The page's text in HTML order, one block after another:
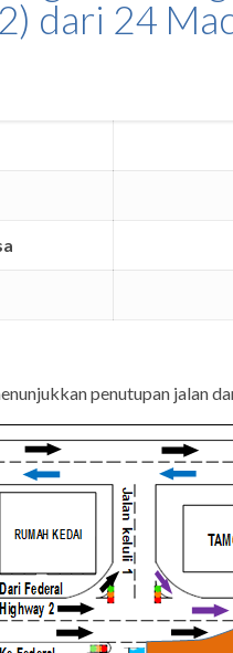
dari 24
penutupan jalan